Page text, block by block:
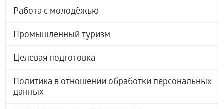
Работа с молодёжью
Промышленный туризм
Целевая подготовка
Политика в отношении обработки персональных
данных